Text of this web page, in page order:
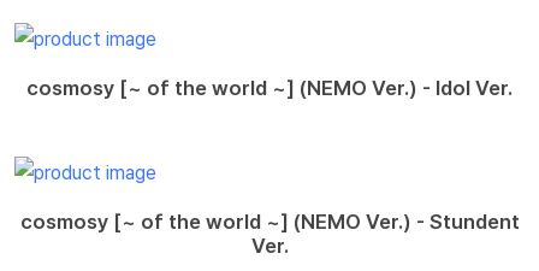
cosmosy [~ of the world ~] (NEMO Ver.) - Idol Ver.
cosmosy [~ of the world ~] (NEMO Ver.) - Stundent
Ver.